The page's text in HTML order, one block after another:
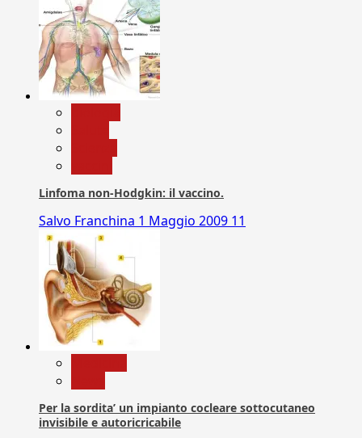
Linfoma non-Hodgkin: il vaccino.
Salvo Franchina 1 Maggio 2009 11
Per la sordita’ un impianto cocleare sottocutaneo
invisibile e autoricricabile